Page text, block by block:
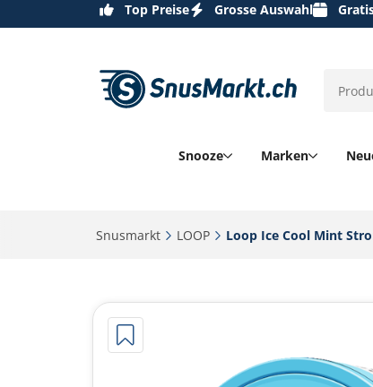
Top Preise Grosse Auswahl
Snooze Marken
Snusmarkt‎ LOOP‎ Loop Ice Cool Mint